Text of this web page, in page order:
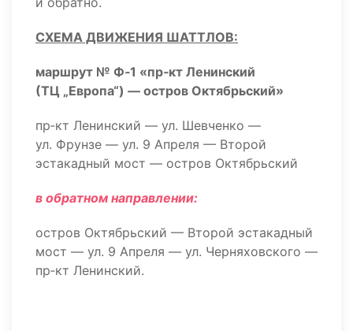
СХЕМА ДВИЖЕНИЯ ШАТТЛОВ:
маршрут № Ф‑1 «пр‑кт Ленинский
(ТЦ „Европа“) — остров Октябрьский»
пр‑кт Ленинский — ул. Шевченко —
ул. Фрунзе — ул. 9 Апреля — Второй
эстакадный мост — остров Октябрьский
в обратном направлении:
остров Октябрьский — Второй эстакадный
мост — ул. 9 Апреля — ул. Черняховского —
пр‑кт Ленинский.